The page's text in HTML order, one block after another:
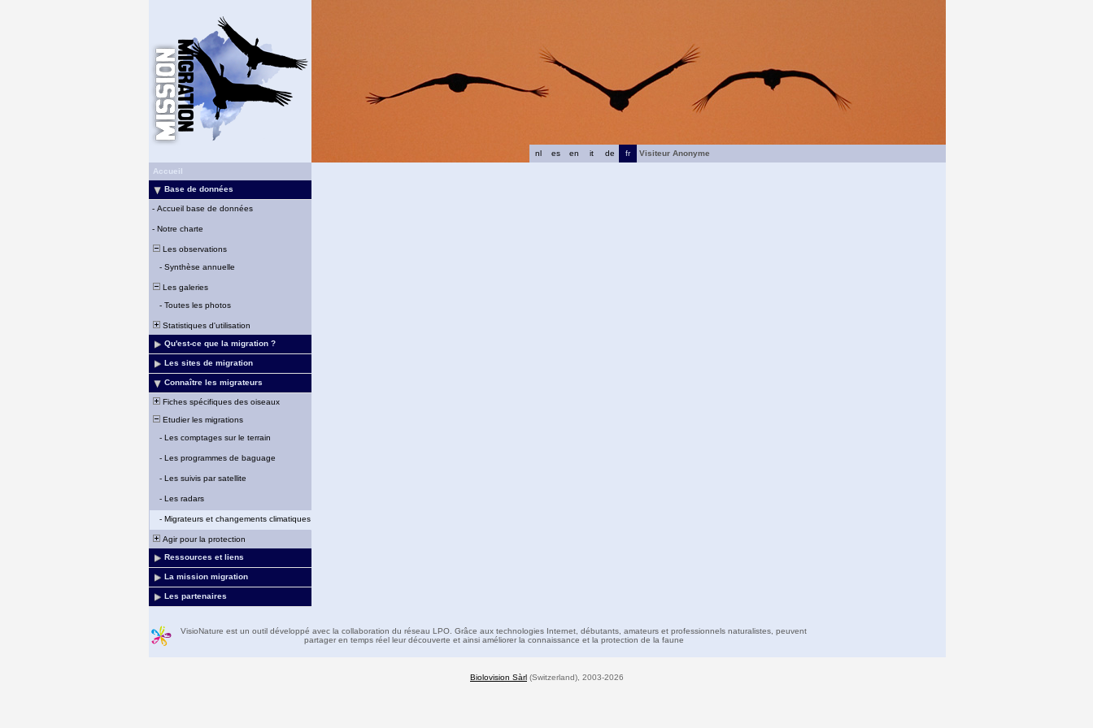
fr
de
it
en
es
nl
Visiteur Anonyme
Accueil
Base de données
- Accueil base de données
- Notre charte
Les observations
- Synthèse annuelle
Les galeries
- Toutes les photos
Statistiques d'utilisation
Qu'est-ce que la migration ?
Les sites de migration
Connaître les migrateurs
Fiches spécifiques des oiseaux
Etudier les migrations
- Les comptages sur le terrain
- Les programmes de baguage
- Les suivis par satellite
- Les radars
- Migrateurs et changements climatiques
Agir pour la protection
Ressources et liens
La mission migration
Les partenaires
VisioNature est un outil développé avec la collaboration du réseau LPO. Grâce aux technologies Internet, débutants, amateurs et professionnels naturalistes, peuvent
partager en temps réel leur découverte et ainsi améliorer la connaissance et la protection de la faune
Biolovision Sàrl (Switzerland), 2003-2026